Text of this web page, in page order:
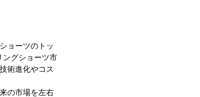
ョーツのトッ
ングショーツ市
術進化やコス
の市場を左右